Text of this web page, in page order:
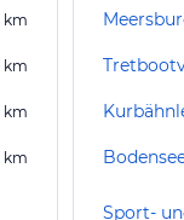
km
km
km
km